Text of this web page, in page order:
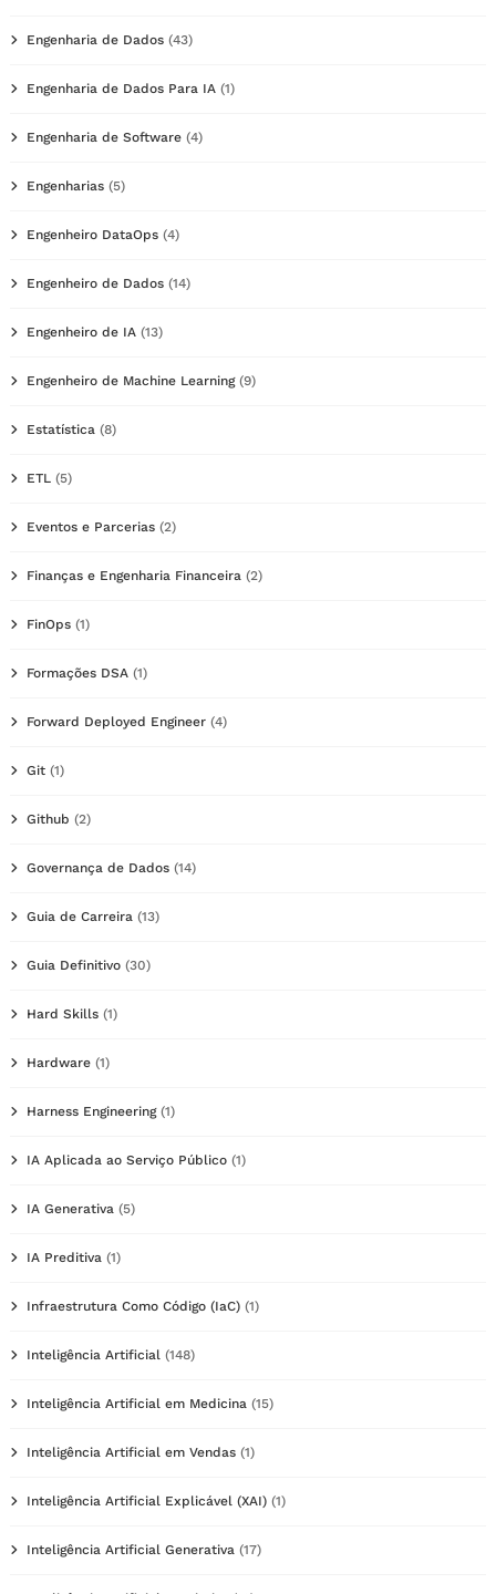
Engenharia de Dados (43)
Engenharia de Dados Para IA (1)
Engenharia de Software (4)
Engenharias (5)
Engenheiro DataOps (4)
Engenheiro de Dados (14)
Engenheiro de IA (13)
Engenheiro de Machine Learning(9)
Estatística (8)
ETL (5)
Eventos e Parcerias (2)
Finanças e Engenharia Financeira (2)
FinOps (1)
Formações DSA (1)
Forward Deployed Engineer (4)
Git (1)
Github (2)
Governança de Dados (14)
Guia de Carreira (13)
Guia Definitivo (30)
Hard Skills (1)
Hardware (1)
Harness Engineering(1)
IA Aplicada ao Serviço Público (1)
IA Generativa (5)
IA Preditiva (1)
Infraestrutura Como Código (IaC) (1)
Inteligência Artificial (148)
Inteligência Artificial em Medicina (15)
Inteligência Artificial em Vendas (1)
Inteligência Artificial Explicável (XAI) (1)
Inteligência Artificial Generativa (17)